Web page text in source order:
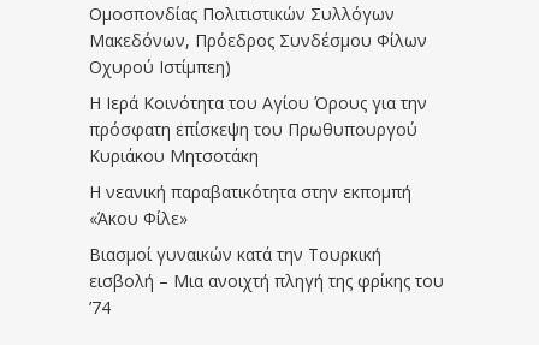
Ομοσπονδίας Πολιτιστικών Συλλόγων
Μακεδόνων, Πρόεδρος Συνδέσμου Φίλων
Οχυρού Ιστίμπεη)
Η Ιερά Κοινότητα του Αγίου Όρους για την
πρόσφατη επίσκεψη του Πρωθυπουργού
Κυριάκου Μητσοτάκη
Η νεανική παραβατικότητα στην εκπομπή
«Άκου Φίλε»
Βιασμοί γυναικών κατά την Τουρκική
εισβολή – Μια ανοιχτή πληγή της φρίκης του
’74